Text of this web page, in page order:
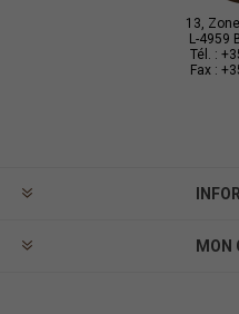
13,
L-4959
Tél. :
Fax :
MON